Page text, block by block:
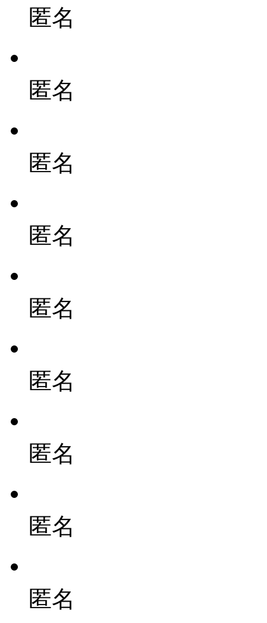
匿名
匿名
匿名
匿名
匿名
匿名
匿名
匿名
匿名